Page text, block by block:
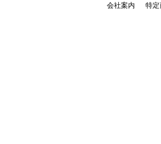
会社案内 特定